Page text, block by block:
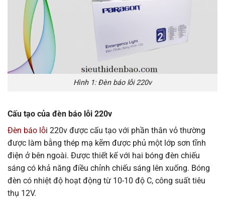
Hình 1: Đèn báo lỗi 220v
Cấu tạo của đèn báo lỗi 220v
Đèn báo lỗi 220v được cấu tạo với phần thân vỏ thường
được làm bằng thép mạ kẽm được phủ một lớp sơn tĩnh
điện ở bên ngoài. Được thiết kế với hai bóng đèn chiếu
sáng có khả năng điều chỉnh chiếu sáng lên xuống. Bóng
đèn có nhiệt độ hoạt động từ 10-10 độ C, công suất tiêu
thụ 12V.